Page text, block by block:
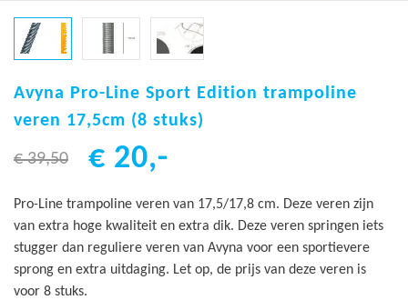
naar
het
van
afbeeldingen-
gallerij
Avyna Pro-Line Sport Edition trampoline
veren 17,5cm (8 stuks)
€ 39,50 € 20,-
Pro-Line trampoline veren van 17,5/17,8 cm. Deze veren zijn
van extra hoge kwaliteit en extra dik. Deze veren springen iets
stugger dan reguliere veren van Avyna voor een sportievere
sprong en extra uitdaging. Let op, de prijs van deze veren is
voor 8 stuks.